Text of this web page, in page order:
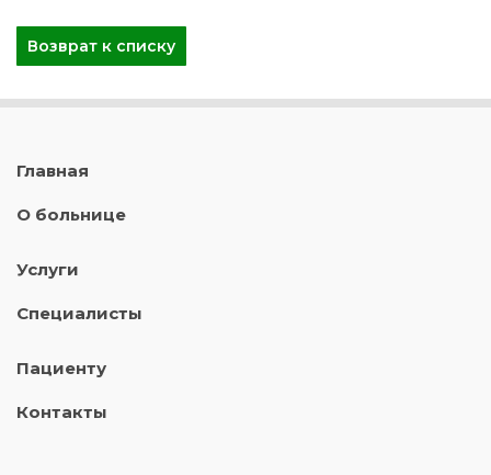
Возврат к списку
Главная
О больнице
Услуги
Специалисты
Пациенту
Контакты